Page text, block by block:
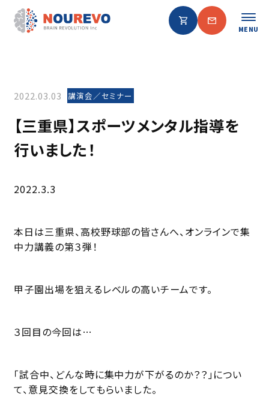
MENU
2022.03.03 講演会／セミナー
【三重県】スポーツメンタル指導を
行いました！
2022.3.3
本日は三重県、高校野球部の皆さんへ、オンラインで集
中力講義の第３弾！
甲子園出場を狙えるレベルの高いチームです。
３回目の今回は…
「試合中、どんな時に集中力が下がるのか？？」につい
て、意見交換をしてもらいました。